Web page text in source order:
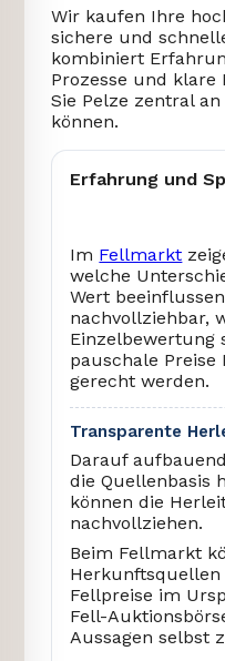
Wir kaufen Ihre
sichere und
kombiniert
Prozesse und
Sie Pelze zentral
können.
Erfahrung und
Im Fellmarkt
welche
Wert
nachvollziehbar,
Einzelbewertung
pauschale
gerecht werden.
Transparente
Darauf
die Quellenbasis
können die
nachvollziehen.
Beim Fellmarkt
Herkunftsquellen
Fellpreise im
Fell-
Aussagen selbst